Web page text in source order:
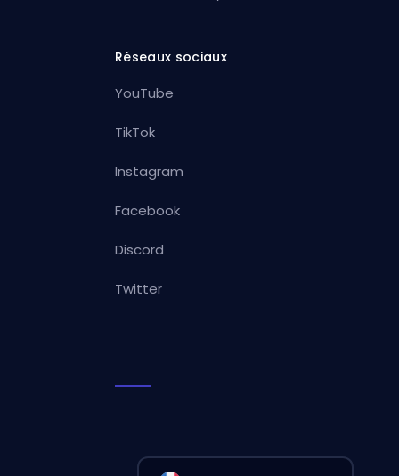
Réseaux sociaux
YouTube
TikTok
Instagram
Facebook
Discord
Twitter